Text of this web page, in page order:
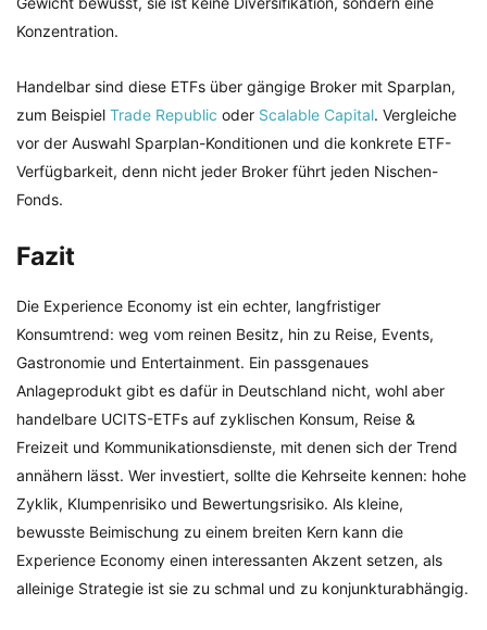
Konzentration.
Handelbar sind diese ETFs über gängige Broker mit Sparplan,
zum Beispiel Trade Republic oder Scalable Capital. Vergleiche
vor der Auswahl Sparplan-Konditionen und die konkrete ETF-
Verfügbarkeit, denn nicht jeder Broker führt jeden Nischen-
Fonds.
Fazit
Die Experience Economy ist ein echter, langfristiger
Konsumtrend: weg vom reinen Besitz, hin zu Reise, Events,
Gastronomie und Entertainment. Ein passgenaues
Anlageprodukt gibt es dafür in Deutschland nicht, wohl aber
handelbare UCITS-ETFs auf zyklischen Konsum, Reise &
Freizeit und Kommunikationsdienste, mit denen sich der Trend
annähern lässt. Wer investiert, sollte die Kehrseite kennen: hohe
Zyklik, Klumpenrisiko und Bewertungsrisiko. Als kleine,
bewusste Beimischung zu einem breiten Kern kann die
Experience Economy einen interessanten Akzent setzen, als
alleinige Strategie ist sie zu schmal und zu konjunkturabhängig.